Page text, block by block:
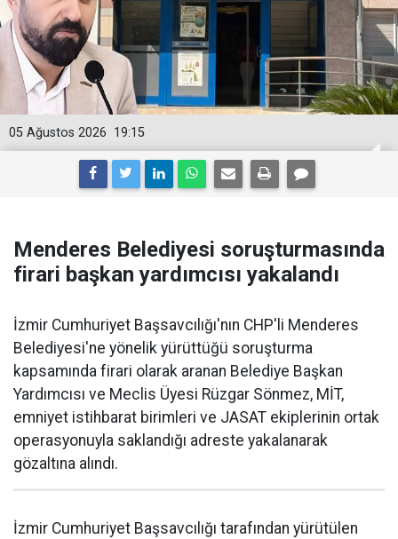
19:15
05 Ağustos 2026
Menderes Belediyesi soruşturmasında
firari başkan yardımcısı yakalandı
İzmir Cumhuriyet Başsavcılığı'nın CHP'li Menderes
Belediyesi'ne yönelik yürüttüğü soruşturma
kapsamında firari olarak aranan Belediye Başkan
Yardımcısı ve Meclis Üyesi Rüzgar Sönmez, MİT,
emniyet istihbarat birimleri ve JASAT ekiplerinin ortak
operasyonuyla saklandığı adreste yakalanarak
gözaltına alındı.
İzmir Cumhuriyet Başsavcılığı tarafından yürütülen